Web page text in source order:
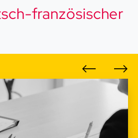
französischer